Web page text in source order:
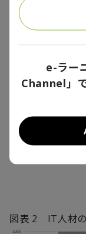
さらに、
人材
ては、従来のコ
発という関係性
先として選択す
や円安、言語
ちにくいが、
値は高い。
図表 2 IT人材
e-ラー
Channel」